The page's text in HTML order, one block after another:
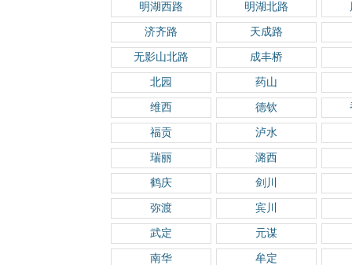
明湖西路 明湖北路
济齐路 天成路
无影山北路 成丰桥
北园 药山
维西 德钦
福贡 泸水
瑞丽 潞西
鹤庆 剑川
弥渡 宾川
武定 元谋
南华 牟定